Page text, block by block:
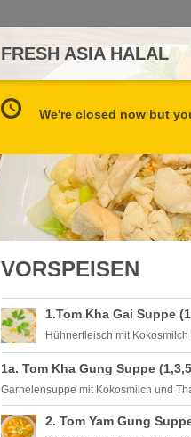
FRESH ASIA HALAL
We're closed now but
VORSPEISEN
1.Tom Kha Gai Suppe
Hühnerfleisch mit
1a. Tom Kha Gung Suppe
Garnelensuppe mit Kokosmilch und
2. Tom Yam Gung